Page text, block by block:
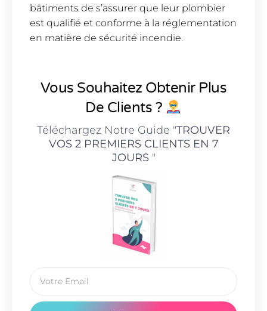
bâtiments de s’assurer que leur plombier
est qualifié et conforme à la réglementation
en matière de sécurité incendie.
Vous Souhaitez Obtenir Plus
De Clients ?
Téléchargez Notre Guide "TROUVER
VOS 2 PREMIERS CLIENTS EN 7
JOURS"